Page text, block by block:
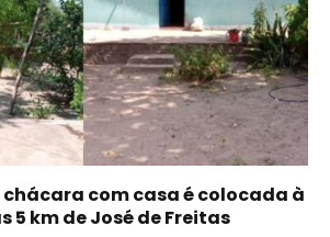
com casa é colocada à
5 km de José de Freitas